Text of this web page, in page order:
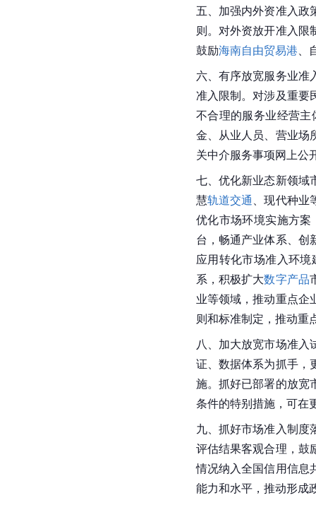
五、加强内外资准入政
则。对外资放开准入限
鼓励海南自由贸易港
六、有序放宽服务业准
准入限制。对涉及重要
不合理的服务业经营
金、从业人员、营业场
关中介服务事项网上公
七、优化新业态新领域
慧轨道交通
、现代种
优化市场环境实施方案
台，畅通产业体系、创
应用转化市场准入环
系，积极扩大数字产品
业等领域，推动重点企
则和标准制定，推动重
八、加大放宽市场准入
证、数据体系为抓手，
施。抓好已部署的放宽
条件的特别措施，可在
九、抓好市场准入制度
评估结果客观合理，鼓
情况纳入全国信用信息
能力和水平，推动形成